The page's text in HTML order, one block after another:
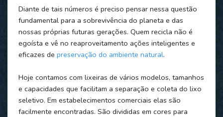
Diante de tais números é preciso pensar nessa questão
fundamental para a sobrevivência do planeta e das
nossas próprias futuras gerações. Quem recicla não é
egoísta e vê no reaproveitamento ações inteligentes e
eficazes de preservação do ambiente natural.
Hoje contamos com lixeiras de vários modelos, tamanhos
e capacidades que facilitam a separação e coleta do lixo
seletivo. Em estabelecimentos comerciais elas são
facilmente encontradas. São divididas em cores para